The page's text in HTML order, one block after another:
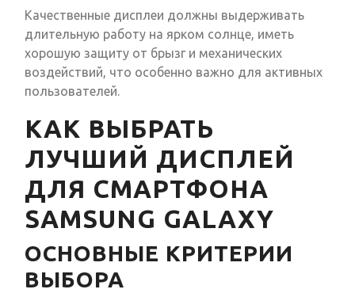
Качественные дисплеи должны выдерживать
длительную работу на ярком солнце, иметь
хорошую защиту от брызг и механических
воздействий, что особенно важно для активных
пользователей.
КАК ВЫБРАТЬ
ЛУЧШИЙ ДИСПЛЕЙ
ДЛЯ СМАРТФОНА
SAMSUNG GALAXY
ОСНОВНЫЕ КРИТЕРИИ
ВЫБОРА